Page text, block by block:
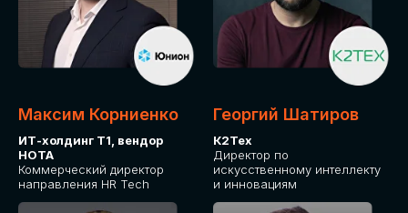
Максим Корниенко
ИТ-холдинг Т1, вендор
НОТА
Коммерческий директор
направления HR Tech
Георгий Шатиров
К2Тех
Директор по
искусственному интеллекту
и инновациям